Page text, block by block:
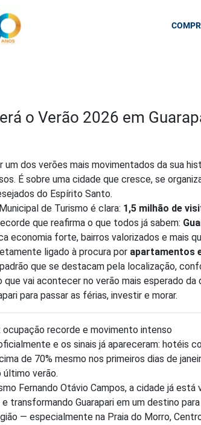
o Verão 2026 em
um dos verões mais movimentados da sua
É sobre uma cidade que cresce, se
do Espírito Santo.
de Turismo é clara: 1,5 milhão de
que reafirma o que todos já sabem:
economia forte, bairros valorizados e mais
ligado à procura por apartamentos
que se destacam pela localização,
vai acontecer no verão mais esperado
para passar as férias, investir e morar.
recorde e movimento intenso
e os sinais já apareceram: hotéis
de 70% mesmo nos primeiros dias de
último verão.
Fernando Otávio Campos, a cidade já está
transformando Guarapari em um destino
— especialmente na Praia do Morro,